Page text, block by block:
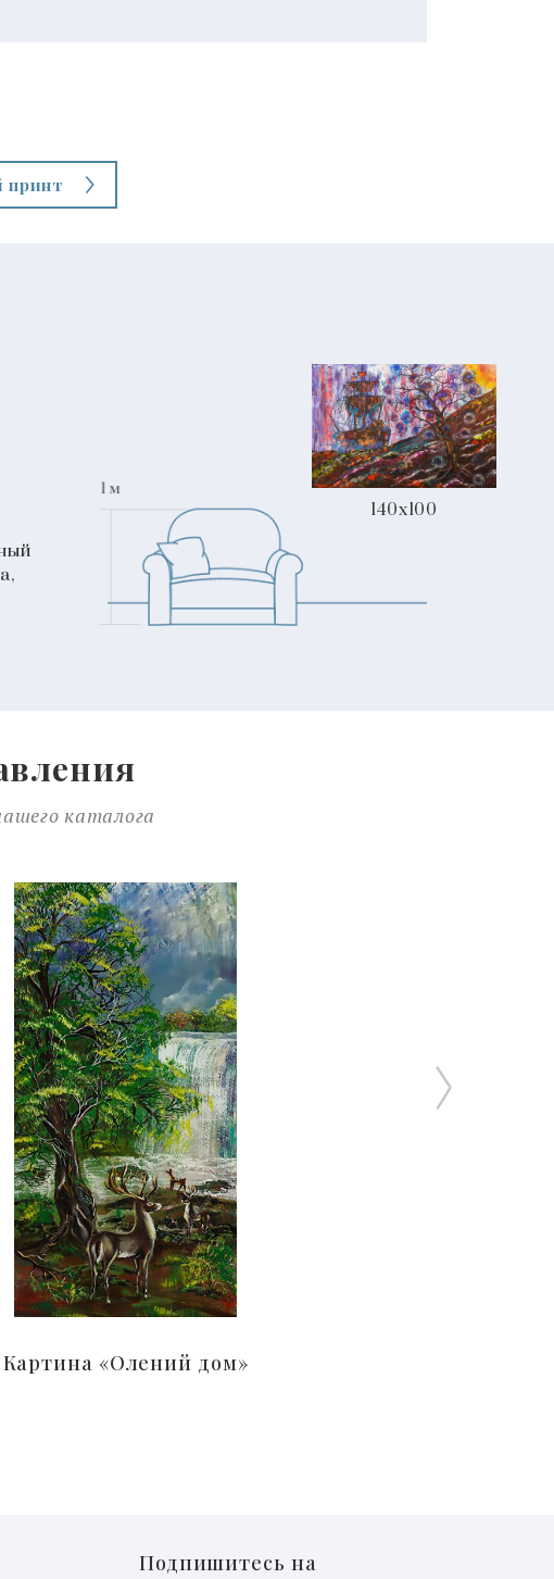
140x100
каталога
Картина «Олений дом»
Подпишитесь на